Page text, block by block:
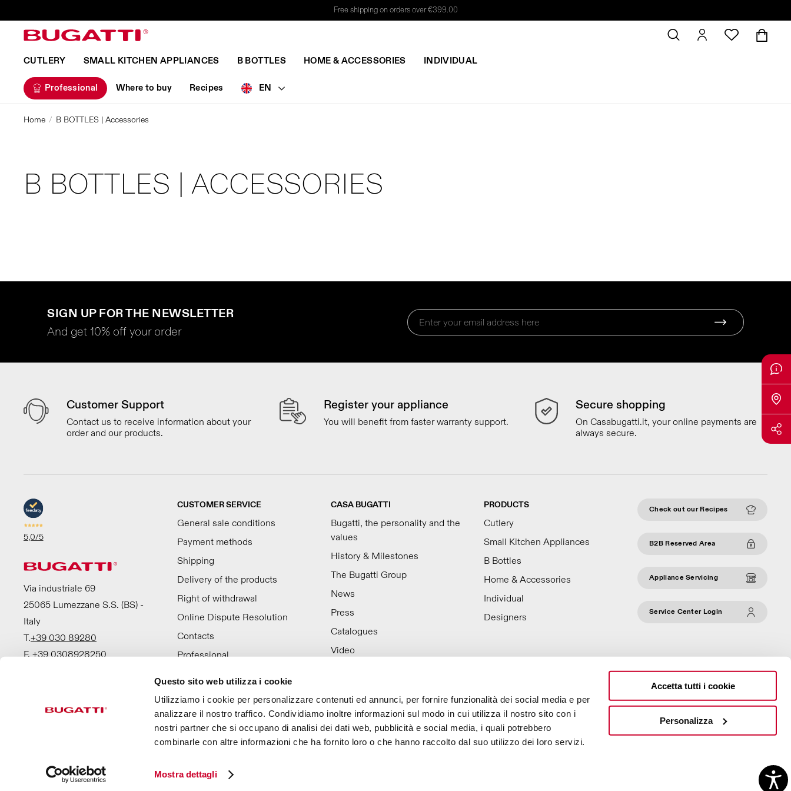
Questo sito web utilizza i cookie
Utilizziamo i cookie per personalizzare contenuti ed annunci, per fornire funzionalità dei social media e per
analizzare il nostro traffico. Condividiamo inoltre informazioni sul modo in cui utilizza il nostro sito con i
nostri partner che si occupano di analisi dei dati web, pubblicità e social media, i quali potrebbero
combinarle con altre informazioni che ha fornito loro o che hanno raccolto dal suo utilizzo dei loro servizi.
Mostra dettagli
Accetta tutti i cookie
Personalizza
Free shipping on orders over €399.00
CUTLERY SMALL KITCHEN APPLIANCES B BOTTLES HOME & ACCESSORIES INDIVIDUAL
Professional Where to buy Recipes EN
Home B BOTTLES | Accessories
B BOTTLES | ACCESSORIES
SIGN UP FOR THE NEWSLETTER
And get 10% off your order
Customer Support
Contact us to receive information about your
order and our products.
Register your appliance
You will benefit from faster warranty support.
Secure shopping
On Casabugatti.it, your online payments are
always secure.
5,0/5
Via industriale 69
25065 Lumezzane S.S. (BS) -
Italy
T.+39 030 89280
F. +39 0308928250
CUSTOMER SERVICE
General sale conditions
Payment methods
Shipping
Delivery of the products
Right of withdrawal
Online Dispute Resolution
Contacts
Professional
CASA BUGATTI
Bugatti, the personality and the
values
History & Milestones
The Bugatti Group
News
Press
Catalogues
Video
PRODUCTS
Cutlery
Small Kitchen Appliances
B Bottles
Home & Accessories
Individual
Designers
Check out our Recipes
B2B Reserved Area
Appliance Servicing
Service Center Login